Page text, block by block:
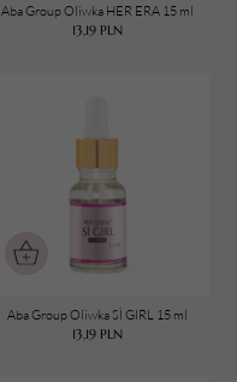
Aba Group Oliwka HER ERA 15 ml
13,19 PLN
Aba Group Oliwka SÌ GIRL 15 ml
13,19 PLN